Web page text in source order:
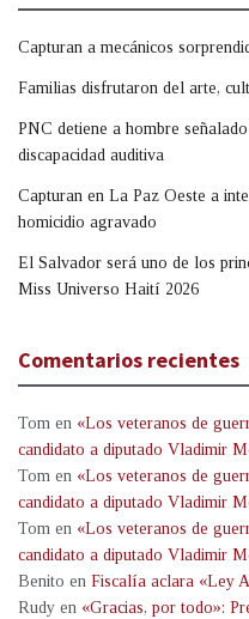
Capturan a mecánicos
Familias disfrutaron del arte,
PNC detiene a hombre
discapacidad auditiva
Capturan en La Paz Oeste a
homicidio agravado
El Salvador será uno de los
Miss Universo Haití 2026
Comentarios recientes
Tom en «Los veteranos de
candidato a diputado Vladimir
Tom en «Los veteranos de
candidato a diputado Vladimir
Tom en «Los veteranos de
candidato a diputado Vladimir
Benito en Fiscalía aclara «Ley
Rudy en «Gracias, por todo»: